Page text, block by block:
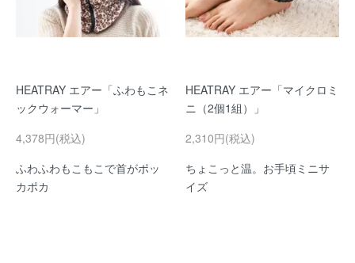
HEATRAY エアー「ふわもこネ
ックウォーマー」
4,378円(税込)
ふわふわもこもこで首がポッ
カポカ
HEATRAY エアー「マイクロミ
ニ（2個1組）」
2,310円(税込)
ちょこっと温。お手頃ミニサ
イズ